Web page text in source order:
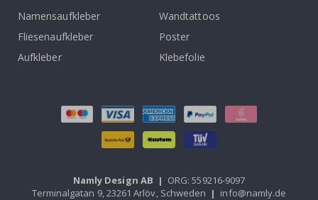
Namensaufkleber
Wandtattoos
Fliesenaufkleber
Poster
Aufkleber
Klebefolie
Namly Design AB | ORG: 559216-9097
Terminalgatan 9, 23261 Arlöv, Schweden | info@namly.de